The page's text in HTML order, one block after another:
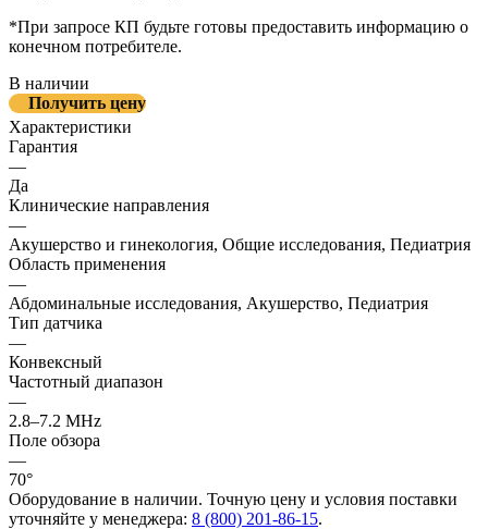
*При запросе КП будьте готовы предоставить информацию о
конечном потребителе.
В наличии
Получить цену
Характеристики
Гарантия
—
Да
Клинические направления
—
Акушерство и гинекология, Общие исследования, Педиатрия
Область применения
—
Абдоминальные исследования, Акушерство, Педиатрия
Тип датчика
—
Конвексный
Частотный диапазон
—
2.8–7.2 MHz
Поле обзора
—
70°
Оборудование в наличии. Точную цену и условия поставки
уточняйте у менеджера: 8 (800) 201-86-15.